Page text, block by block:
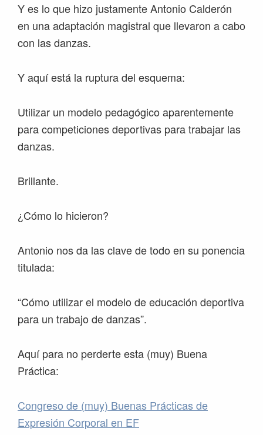
Y es lo que hizo justamente Antonio Calderón
en una adaptación magistral que llevaron a cabo
con las danzas.
Y aquí está la ruptura del esquema:
Utilizar un modelo pedagógico aparentemente
para competiciones deportivas para trabajar las
danzas.
Brillante.
¿Cómo lo hicieron?
Antonio nos da las clave de todo en su ponencia
titulada:
“Cómo utilizar el modelo de educación deportiva
para un trabajo de danzas”.
Aquí para no perderte esta (muy) Buena
Práctica:
Congreso de (muy) Buenas Prácticas de
Expresión Corporal en EF